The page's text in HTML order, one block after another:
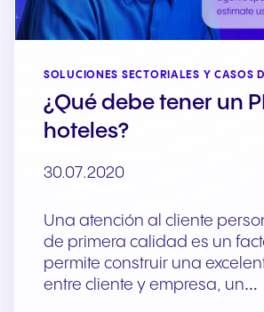
SOLUCIONES SECTORIALES Y CASOS
¿Qué debe tener un
hoteles?
30.07.2020
Una atención al cliente
de primera calidad es un
permite construir una
entre cliente y empresa, un…